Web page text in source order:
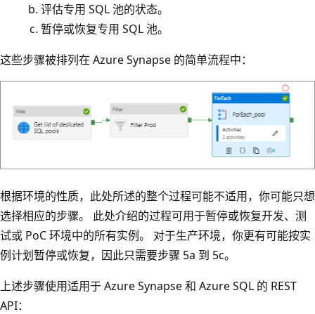
评估专用 SQL 池的状态。
暂停或恢复专用 SQL 池。
这些步骤被排列在 Azure Synapse 的简单流程中：
根据环境的性质，此处所述的整个过程可能不适用，你可能只想
选择相应的步骤。 此处介绍的过程可用于暂停或恢复开发、测
试或 PoC 环境中的所有实例。 对于生产环境，你更有可能按实
例计划暂停或恢复，因此只需要步骤 5a 到 5c。
上述步骤使用适用于 Azure Synapse 和 Azure SQL 的 REST
API：